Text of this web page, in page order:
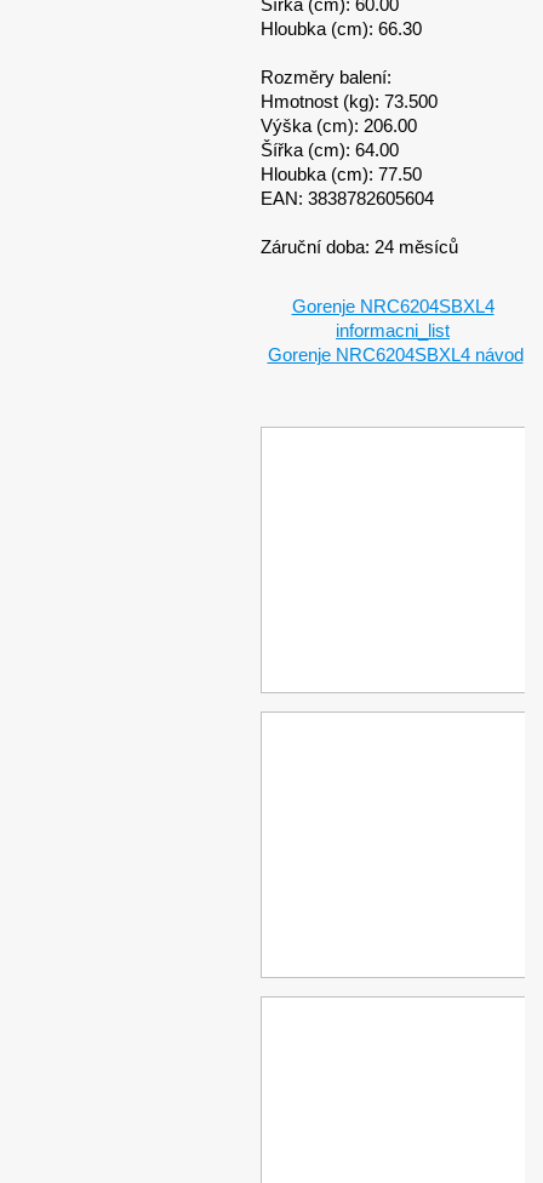
Šířka (cm): 60.00
Hloubka (cm): 66.30
Rozměry balení:
Hmotnost (kg): 73.500
Výška (cm): 206.00
Šířka (cm): 64.00
Hloubka (cm): 77.50
EAN: 3838782605604
Záruční doba: 24 měsíců
Gorenje NRC6204SBXL4
informacni_list
Gorenje NRC6204SBXL4 návod